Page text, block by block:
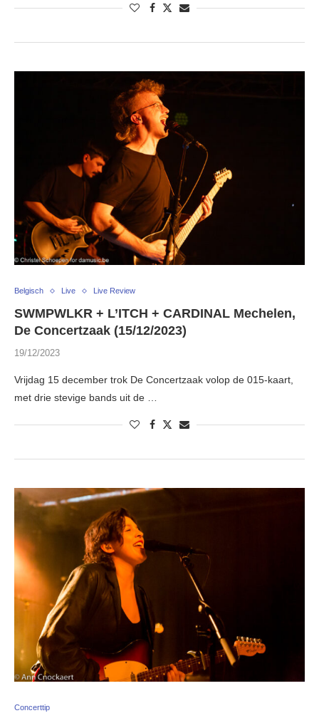
Belgisch Live Live Review
SWMPWLKR + L’ITCH + CARDINAL Mechelen,
De Concertzaak (15/12/2023)
19/12/2023
Vrijdag 15 december trok De Concertzaak volop de 015-kaart,
met drie stevige bands uit de …
Concerttip